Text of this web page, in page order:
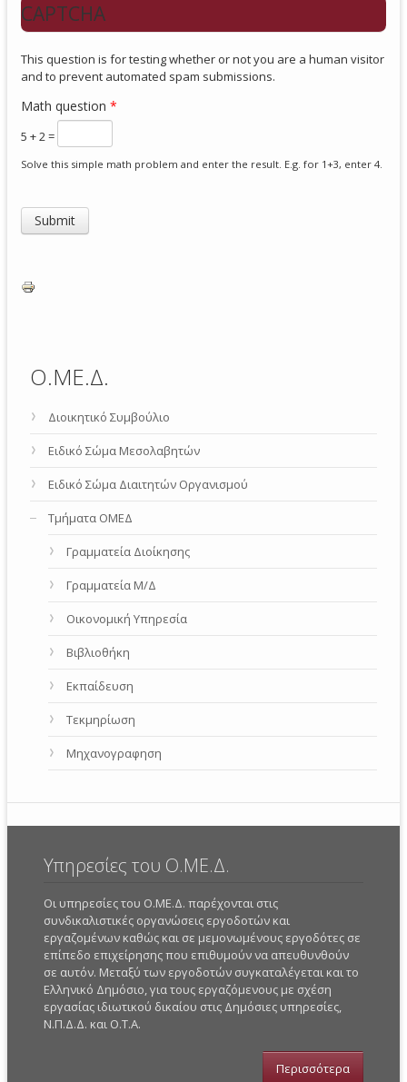
CAPTCHA
This question is for testing whether or not you are a human visitor
and to prevent automated spam submissions.
Math question *
5 + 2 =
Solve this simple math problem and enter the result. E.g. for 1+3, enter 4.
Ο.ΜΕ.Δ.
Διοικητικό Συμβούλιο
Ειδικό Σώμα Μεσολαβητών
Ειδικό Σώμα Διαιτητών Οργανισμού
Τμήματα ΟΜΕΔ
Γραμματεία Διοίκησης
Γραμματεία Μ/Δ
Οικονομική Υπηρεσία
Βιβλιοθήκη
Εκπαίδευση
Τεκμηρίωση
Μηχανογραφηση
Υπηρεσίες του Ο.ΜΕ.Δ.
Οι υπηρεσίες του Ο.ΜΕ.Δ. παρέχονται στις
συνδικαλιστικές οργανώσεις εργοδοτών και
εργαζομένων καθώς και σε μεμονωμένους εργοδότες σε
επίπεδο επιχείρησης που επιθυμούν να απευθυνθούν
σε αυτόν. Μεταξύ των εργοδοτών συγκαταλέγεται και το
Ελληνικό Δημόσιο, για τους εργαζόμενους με σχέση
εργασίας ιδιωτικού δικαίου στις Δημόσιες υπηρεσίες,
Ν.Π.Δ.Δ. και Ο.Τ.Α.
Περισσότερα